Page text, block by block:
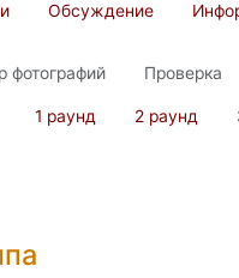
Обсуждение
фотографий Проверка
1 раунд 2 раунд